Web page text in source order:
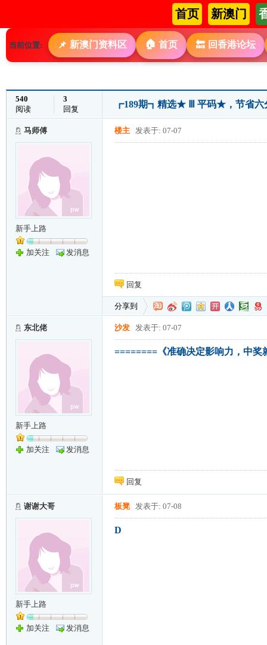
首页 新澳门
当前位置: 📌 新澳门资料区 🏠 首页 🔙 回香港论坛
540
阅读
3
回复
┏189期┓精选★ Ⅲ 平码★，节省六
马师傅
新手上路
加关注 发消息
楼主 发表于: 07-07
回复
分享到
东北佬
新手上路
加关注 发消息
沙发 发表于: 07-07
========《准确决定影响力，中奖
回复
谢谢大哥
新手上路
加关注 发消息
板凳 发表于: 07-08
D